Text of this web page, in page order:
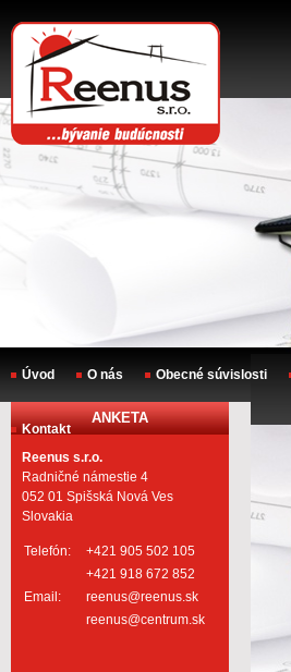
Úvod O nás Obecné súvislosti
Kontakt
ANKETA
Reenus s.r.o.
Radničné námestie 4
052 01 Spišská Nová Ves
Slovakia
Telefón:
+421 905 502 105
+421 918 672 852
Email:
reenus@reenus.sk
reenus@centrum.sk